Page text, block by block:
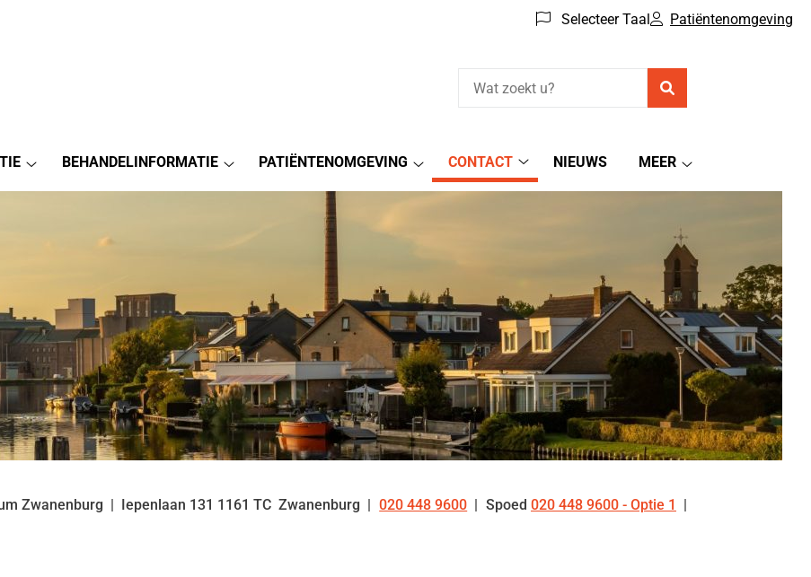
Selecteer Taal Patiëntenomgeving
BEHANDELINFORMATIE
PATIËNTENOMGEVING
Patiëntenomgeving
CONTACT
Contact
submenu
NIEUWS
MEER
Zwanenburg Iepenlaan 131 1161 TC Zwanenburg Tel:
020 448 9600 Spoed 020 448 9600 - Optie 1